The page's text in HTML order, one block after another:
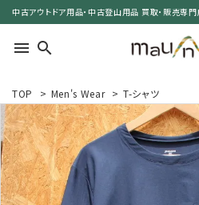
中古アウトドア用品・中古登山用品 買取・販売専
menu search
カテゴリーで選ぶ
サイズで選ぶ
TOP > Men's Wear > T-シャツ